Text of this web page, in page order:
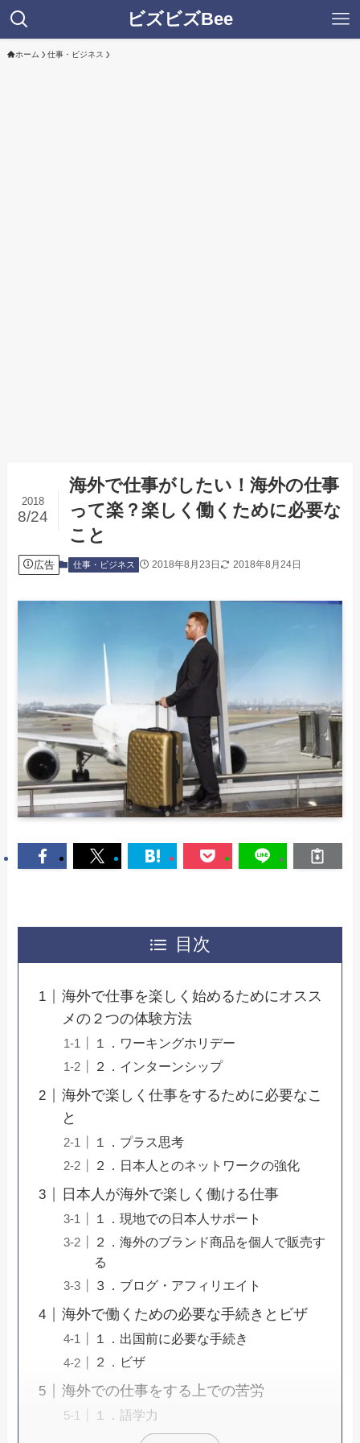
ビズビズBee
ホーム 仕事・ビジネス
海外で仕事がしたい！海外の仕事
って楽？楽しく働くために必要な
こと
2018
8/24
広告 仕事・ビジネス 2018年8月23日 2018年8月24日
目次
海外で仕事を楽しく始めるためにオスス
メの２つの体験方法
１．ワーキングホリデー
２．インターンシップ
海外で楽しく仕事をするために必要なこ
と
１．プラス思考
２．日本人とのネットワークの強化
日本人が海外で楽しく働ける仕事
１．現地での日本人サポート
２．海外のブランド商品を個人で販売す
る
３．ブログ・アフィリエイト
海外で働くための必要な手続きとビザ
１．出国前に必要な手続き
２．ビザ
海外での仕事をする上での苦労
１．語学力